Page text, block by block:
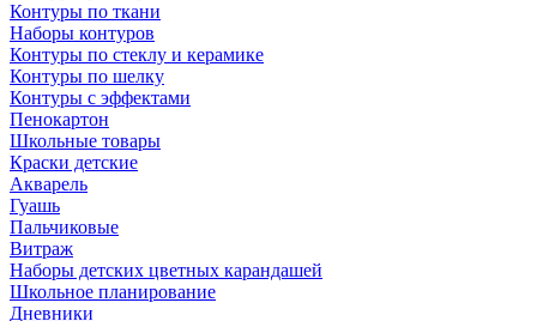
Контуры по ткани
Наборы контуров
Контуры по стеклу и керамике
Контуры по шелку
Контуры с эффектами
Пенокартон
Школьные товары
Краски детские
Акварель
Гуашь
Пальчиковые
Витраж
Наборы детских цветных карандашей
Школьное планирование
Дневники